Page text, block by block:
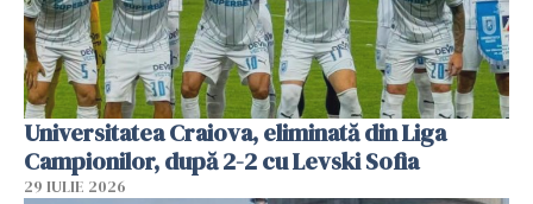
Universitatea Craiova, eliminată din Liga
Campionilor, după 2-2 cu Levski Sofia
29 IULIE 2026